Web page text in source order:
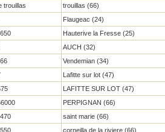
trouillas
trouillas (66)
Flaugeac (24)
Hauterive la Fresse (25)
AUCH (32)
Vendemian (34)
Lafitte sur lot (47)
LAFITTE SUR LOT (47)
PERPIGNAN (66)
saint marie (66)
corneilla de la riviere (66)